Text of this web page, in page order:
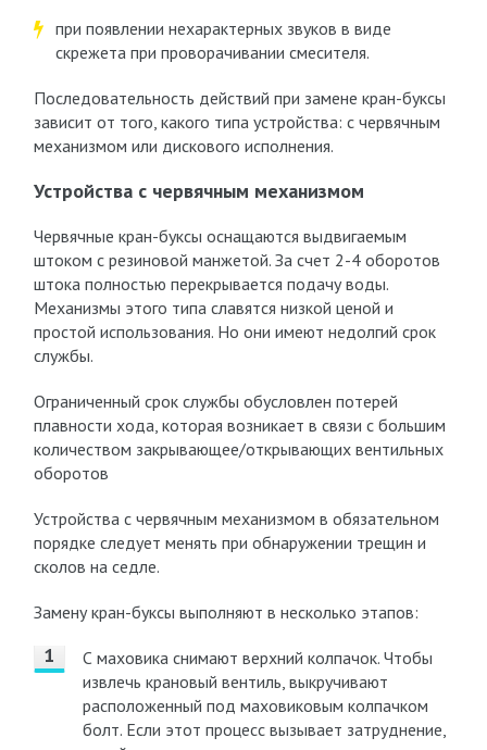
при появлении нехарактерных звуков в виде
скрежета при проворачивании смесителя.
Последовательность действий при замене кран-буксы
зависит от того, какого типа устройства: с червячным
механизмом или дискового исполнения.
Устройства с червячным механизмом
Червячные кран-буксы оснащаются выдвигаемым
штоком с резиновой манжетой. За счет 2-4 оборотов
штока полностью перекрывается подачу воды.
Механизмы этого типа славятся низкой ценой и
простой использования. Но они имеют недолгий срок
службы.
Ограниченный срок службы обусловлен потерей
плавности хода, которая возникает в связи с большим
количеством закрывающее/открывающих вентильных
оборотов
Устройства с червячным механизмом в обязательном
порядке следует менять при обнаружении трещин и
сколов на седле.
Замену кран-буксы выполняют в несколько этапов:
С маховика снимают верхний колпачок. Чтобы
извлечь крановый вентиль, выкручивают
расположенный под маховиковым колпачком
болт. Если этот процесс вызывает затруднение,